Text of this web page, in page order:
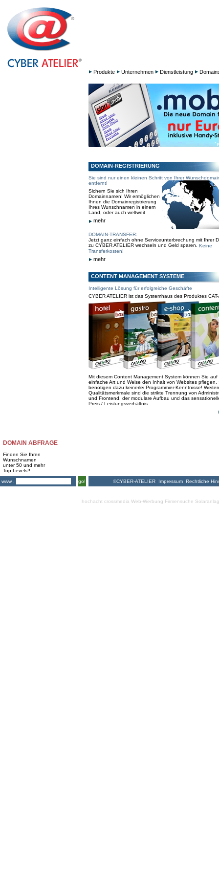
DOMAIN ABFRAGE
Finden Sie Ihren
Wunschnamen
unter 50 und mehr
Top-Levels!!
www .
go!
Produkte Unternehmen Dienstleistung
DOMAIN-REGISTRIERUNG
Sie sind nur einen kleinen Schritt von Ihrer
entfernt!
Sichern Sie sich Ihren
Domainnamen! Wir ermöglichen
Ihnen die Domainregistrierung
Ihres Wunschnamen in einem
Land, oder auch weltweit
mehr
DOMAIN-TRANSFER:
Jetzt ganz einfach ohne Serviceunterbrechung mit Ihrer
zu CYBER ATELIER wechseln und Geld sparen. Keine
Transferkosten!
mehr
CONTENT MANAGEMENT SYSTEME
Intelligente Lösung für erfolgreiche Geschäfte
CYBER ATELIER ist das Systemhaus des Produktes
Mit diesem Content Management System können Sie auf
einfache Art und Weise den Inhalt von Websites pflegen.
benötigen dazu keinerlei Programmier-Kenntnisse!
Qualitätsmerkmale sind die strikte Trennung von
und Frontend, der modulare Aufbau und das
Preis-/ Leistungsverhältnis.
©CYBER-ATELIER Impressum Rechtliche
hochacht crossmedia Web-Werbung Firmensuche